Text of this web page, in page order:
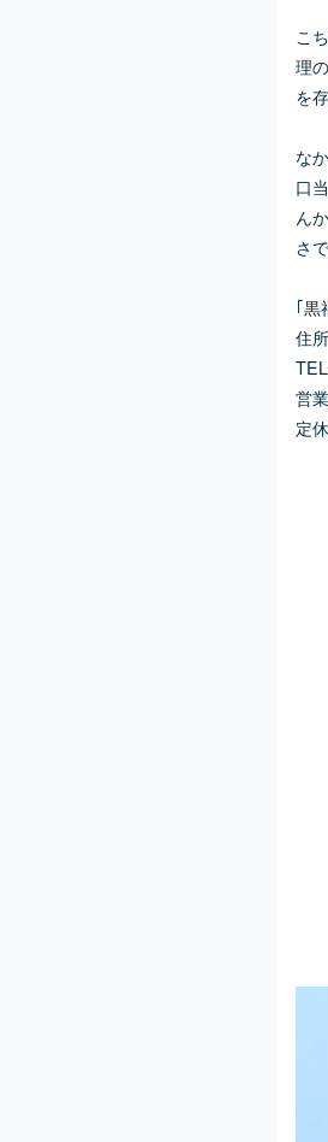
こ
理
を
な
口
ん
さ
｢黒
住
営
定